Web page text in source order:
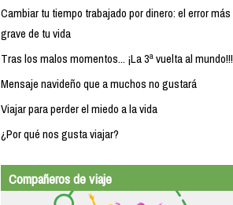
Cambiar tu tiempo trabajado por dinero: el error más
grave de tu vida
Tras los malos momentos... ¡La 3ª vuelta al mundo!!!
Mensaje navideño que a muchos no gustará
Viajar para perder el miedo a la vida
¿Por qué nos gusta viajar?
Compañeros de viaje